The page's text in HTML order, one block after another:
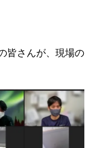
皆さんが、現場の